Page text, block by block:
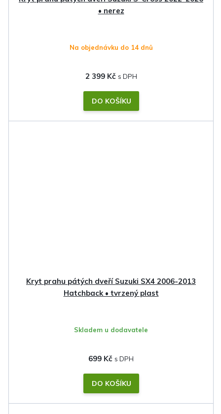
• nerez
Na objednávku do 14 dnů
2 399 Kč
DO KOŠÍKU
Kryt prahu pátých dveří Suzuki SX4 2006-2013
Hatchback • tvrzený plast
Skladem u dodavatele
699 Kč
DO KOŠÍKU